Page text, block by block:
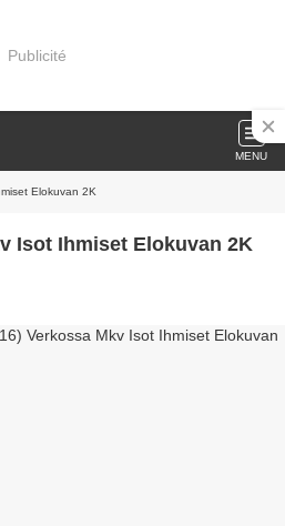
Publicité
MENU
Elokuvan 2K
Isot Ihmiset Elokuvan 2K